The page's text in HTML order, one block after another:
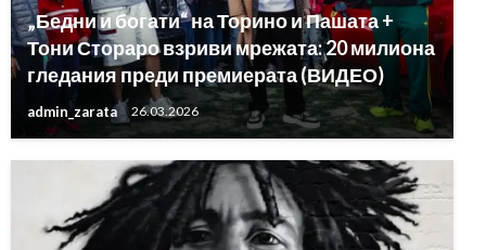
„Бедни и богати“ на Торино и Пашата +
Тони Стораро взриви мрежата: 20 милиона
гледания преди премиерата (ВИДЕО)
admin_zarata 26.03.2026